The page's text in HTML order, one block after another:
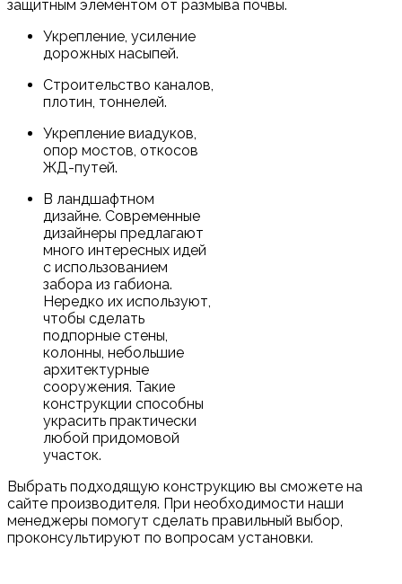
защитным элементом от размыва почвы.
Укрепление, усиление
дорожных насыпей.
Строительство каналов,
плотин, тоннелей.
Укрепление виадуков,
опор мостов, откосов
ЖД-путей.
В ландшафтном
дизайне. Современные
дизайнеры предлагают
много интересных идей
с использованием
забора из габиона.
Нередко их используют,
чтобы сделать
подпорные стены,
колонны, небольшие
архитектурные
сооружения. Такие
конструкции способны
украсить практически
любой придомовой
участок.
Выбрать подходящую конструкцию вы сможете на
сайте производителя. При необходимости наши
менеджеры помогут сделать правильный выбор,
проконсультируют по вопросам установки.